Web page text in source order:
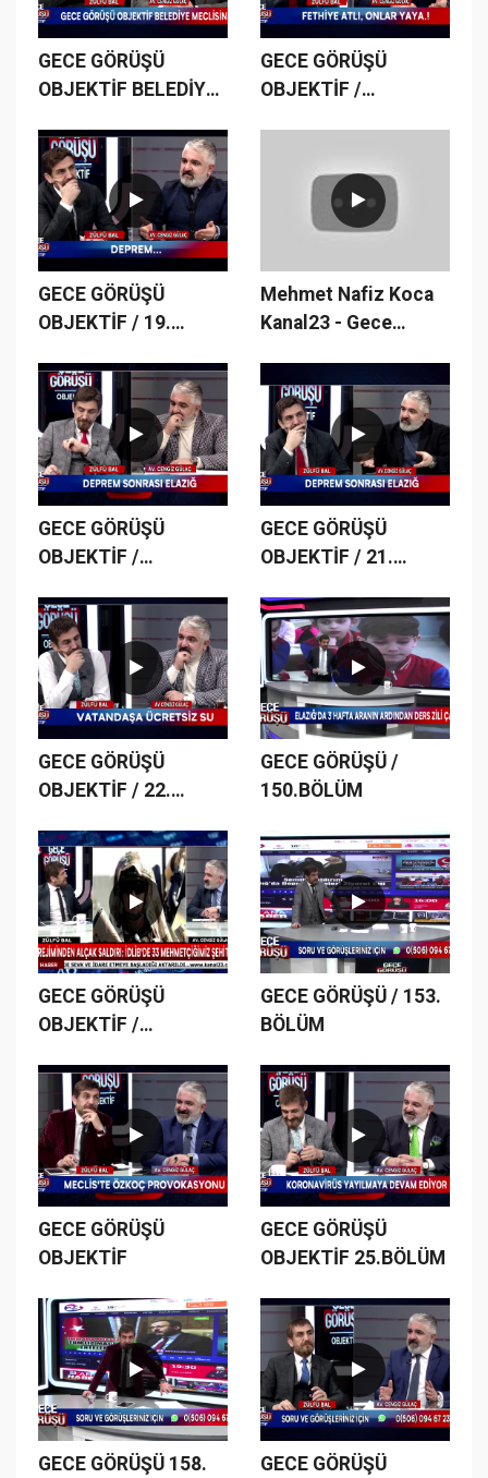
GECE GÖRÜŞÜ
OBJEKTİF BELEDİYE
GECE GÖRÜŞÜ
OBJEKTİF /
GECE GÖRÜŞÜ
OBJEKTİF / 19.
Mehmet Nafiz Koca
Kanal23 - Gece
Deprem Afet Konulu
program
GECE GÖRÜŞÜ
OBJEKTİF /
GECE GÖRÜŞÜ
OBJEKTİF / 21.
GECE GÖRÜŞÜ
OBJEKTİF / 22.
GECE GÖRÜŞÜ /
150.BÖLÜM
GECE GÖRÜŞÜ
OBJEKTİF /
GECE GÖRÜŞÜ / 153.
BÖLÜM
GECE GÖRÜŞÜ
OBJEKTİF
GECE GÖRÜŞÜ
OBJEKTİF 25.BÖLÜM
GECE GÖRÜŞÜ 158.
GECE GÖRÜŞÜ